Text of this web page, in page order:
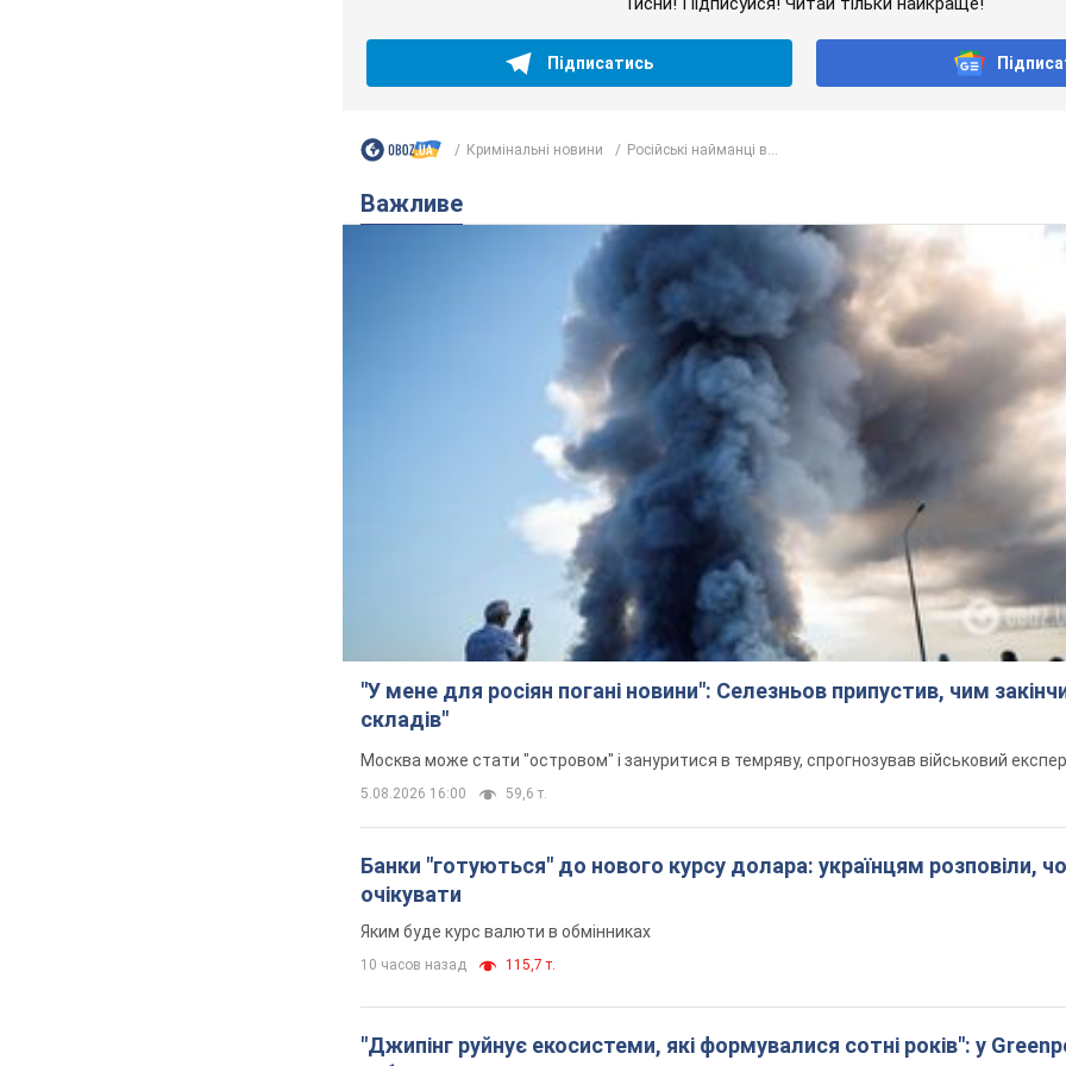
Підписатись
Кримінальні новини Російські найманці в...
Важливе
"У мене для росіян погані новини": Селезньов припустив, чим
складів"
Москва може стати "островом" і зануритися в темряву, спрогнозував військовий
5.08.2026 16:00 59,6 т.
Банки "готуються" до нового курсу долара: українцям розповіли,
очікувати
Яким буде курс валюти в обмінниках
10 часов назад 115,7 т.
"Джипінг руйнує екосистеми, які формувалися сотні років": у